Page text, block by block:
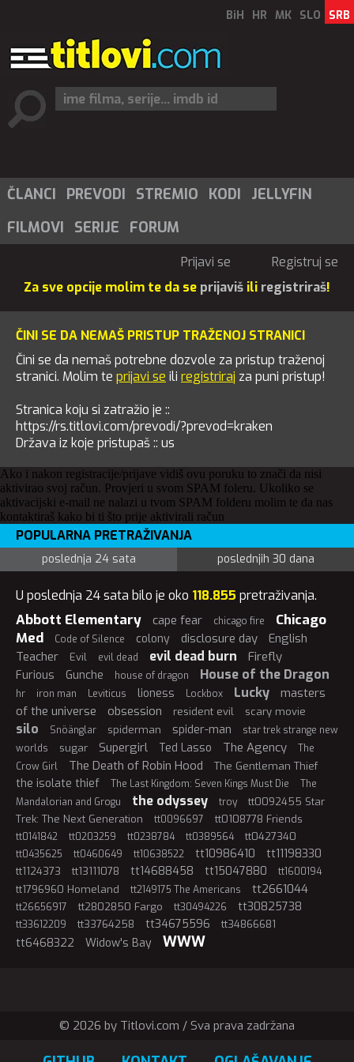
BiH HR MK SLO SRB
ČLANCI PREVODI STREMIO KODI
JELLYFIN
FILMOVI
SERIJE FORUM
Prijavi se
Registruj se
Za sve opcije molim te da se prijaviš ili registriraš!
ČINI SE DA NEMAŠ PRISTUP TRAŽENOJ STRANICI
Čini se da nemaš potrebne dozvole za pristup traženoj
stranici. Molim te prijavi se ili registriraj za puni pristup!
Stranica koju si zatražio je ::
https://rs.titlovi.com/prevodi/?prevod=kraken
Država iz koje pristupaš :: us
Ako i nakon registracije/prijave vidiš ovu poruku to znači da nisi
aktivirao svoj račun. Provjeri u svom SPAM foleru. Ukoliko se
aktivacijski e-mail ne nalazi u tvom SPAM folderu molim te da nas
kontaktiraš kako bi ti što prije aktivirali račun
POPULARNA PRETRAŽIVANJA
poslednja 24 sata poslednjih 30 dana
U poslednja 24 sata bilo je oko 118.855 pretraživanja.
Abbott Elementary cape fear chicago fire
Chicago
Med
Code of Silence colony disclosure day
English
Teacher
Evil evil dead evil dead burn Firefly
Furious Gunche house of dragon House of the Dragon
hr iron man Leviticus lioness Lockbox Lucky
masters
of the universe
obsession resident evil scary movie
silo Snöänglar spiderman spider-man
star trek strange new
worlds
sugar Supergirl Ted Lasso The Agency
The
Crow Girl
The Death of Robin Hood The Gentleman Thief
the isolate thief The Last Kingdom: Seven Kings Must Die
The
Mandalorian and Grogu
the odyssey troy
tt0092455 Star
Trek: The Next Generation
tt0096697 tt0108778 Friends
tt0141842 tt0203259 tt0238784 tt0389564 tt0427340
tt0435625 tt0460649 tt10638522 tt10986410 tt11198330
tt1124373 tt13111078 tt14688458 tt15047880 tt1600194
tt1796960 Homeland tt2149175 The Americans tt2661044
tt26656917 tt2802850 Fargo tt30494226 tt30825738
tt33612209 tt33764258 tt34675596 tt34866681
tt6468322 Widow's Bay WWW
© 2026 by Titlovi.com / Sva prava zadržana